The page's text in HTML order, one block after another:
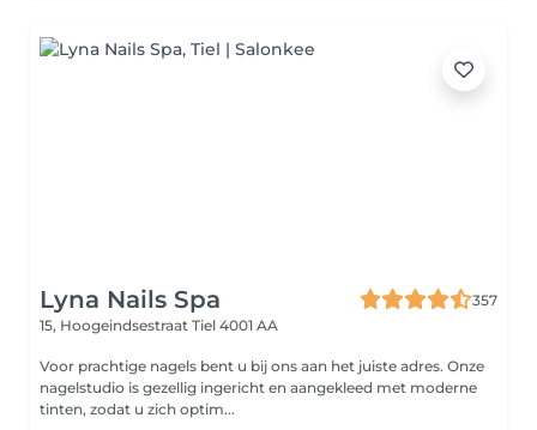
Lyna Nails Spa
357
15, Hoogeindsestraat Tiel 4001 AA
Voor prachtige nagels bent u bij ons aan het juiste adres. Onze
nagelstudio is gezellig ingericht en aangekleed met moderne
tinten, zodat u zich optim...